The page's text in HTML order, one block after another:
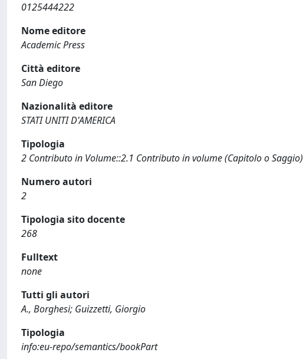
0125444222
Nome editore
Academic Press
Città editore
San Diego
Nazionalità editore
STATI UNITI D'AMERICA
Tipologia
2 Contributo in Volume::2.1 Contributo in volume (Capitolo o Saggio)
Numero autori
2
Tipologia sito docente
268
Fulltext
none
Tutti gli autori
A., Borghesi; Guizzetti, Giorgio
Tipologia
info:eu-repo/semantics/bookPart